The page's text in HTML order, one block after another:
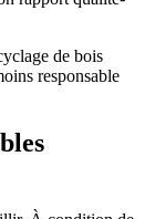
de bois
responsable